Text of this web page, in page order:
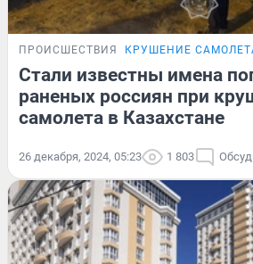
ПРОИСШЕСТВИЯ КРУШЕНИЕ
Стали известны имена
раненых россиян при
самолета в Казахстане
26 декабря, 2024, 05:23 1 803